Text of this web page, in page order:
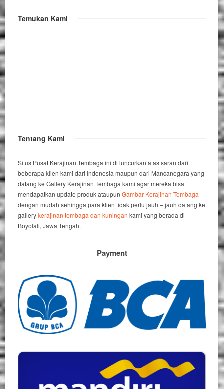
Temukan Kami
Tentang Kami
Situs Pusat Kerajinan Tembaga ini di luncurkan atas saran dari
beberapa klien kami dari Indonesia maupun dari Mancanegara yang
datang ke Gallery Kerajinan Tembaga kami agar mereka bisa
mendapatkan update produk ataupunGambar Kerajinan Tembaga
dengan mudah sehingga para klien tidak perlu jauh – jauh datang ke
gallerykerajinan tembaga dan kuningan kami yang berada di
Boyolali, Jawa Tengah.
Payment